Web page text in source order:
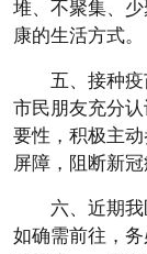
堆、不聚集、
康的生活方式。
五、接种
市民朋友充分
要性，积极主
屏障，阻断新
六、近期
如确需前往，